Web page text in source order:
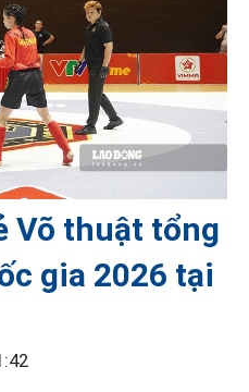
Võ thuật tổng
gia 2026 tại